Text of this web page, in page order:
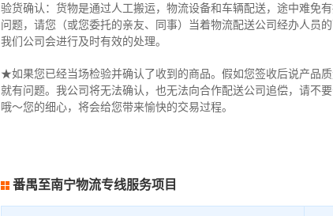
验货确认：货物是通过人工搬运，物流设备和车辆配送，途中难免
问题，请您（或您委托的亲友、同事）当着物流配送公司经办人员
我们公司会进行及时有效的处理。
★如果您已经当场检验并确认了收到的商品。假如您签收后说产品
就有问题。我公司将无法确认，也无法向合作配送公司追偿，请不
哦～您的细心，将会给您带来愉快的交易过程。
番禺至南宁物流专线服务项目